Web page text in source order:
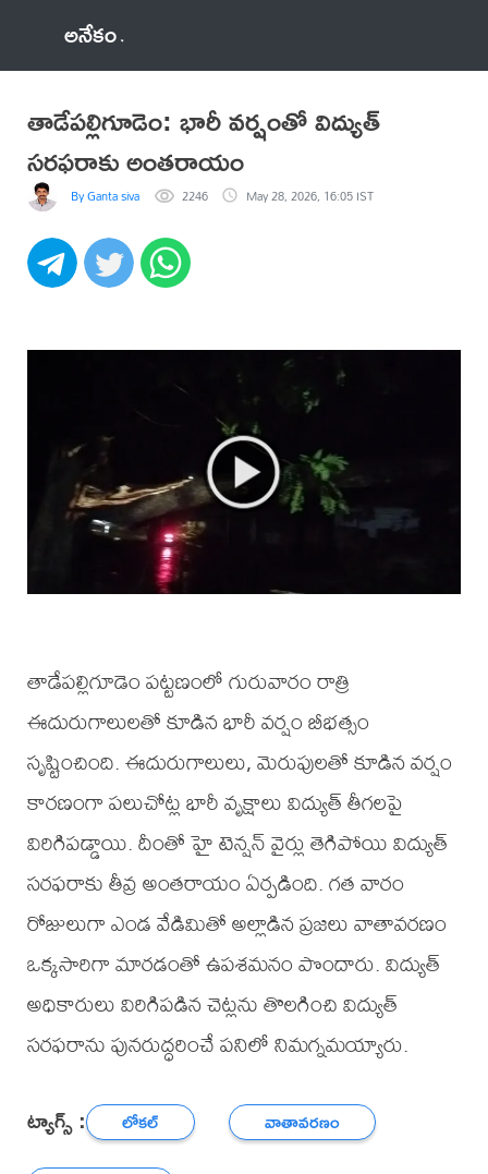
అనేకం
తాడేపల్లిగూడెం: భారీ వర్షంతో విద్యుత్
సరఫరాకు అంతరాయం
By Ganta siva 2246 May 28, 2026, 16:05 IST
తాడేపల్లిగూడెం పట్టణంలో గురువారం రాత్రి
ఈదురుగాలులతో కూడిన భారీ వర్షం బీభత్సం
సృష్టించింది. ఈదురుగాలులు, మెరుపులతో కూడిన వర్షం
కారణంగా పలుచోట్ల భారీ వృక్షాలు విద్యుత్ తీగలపై
విరిగిపడ్డాయి. దీంతో హై టెన్షన్ వైర్లు తెగిపోయి విద్యుత్
సరఫరాకు తీవ్ర అంతరాయం ఏర్పడింది. గత వారం
రోజులుగా ఎండ వేడిమితో అల్లాడిన ప్రజలు వాతావరణం
ఒక్కసారిగా మారడంతో ఉపశమనం పొందారు. విద్యుత్
అధికారులు విరిగిపడిన చెట్లను తొలగించి విద్యుత్
సరఫరాను పునరుద్ధరించే పనిలో నిమగ్నమయ్యారు.
ట్యాగ్స్ : లోకల్
వాతావరణం